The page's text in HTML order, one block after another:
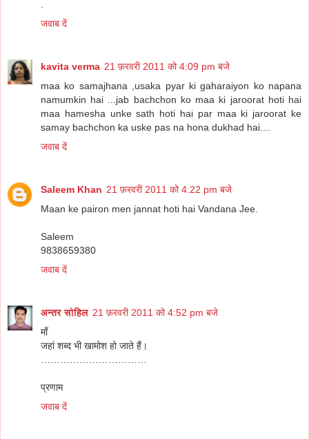
जवाब दें
kavita verma 21 फ़रवरी 2011 को 4:09 pm बजे
maa ko samajhana ,usaka pyar ki gaharaiyon ko napana
namumkin hai ...jab bachchon ko maa ki jaroorat hoti hai
maa hamesha unke sath hoti hai par maa ki jaroorat ke
samay bachchon ka uske pas na hona dukhad hai....
जवाब दें
Saleem Khan 21 फ़रवरी 2011 को 4:22 pm बजे
Maan ke pairon men jannat hoti hai Vandana Jee.
Saleem
9838659380
जवाब दें
अन्तर सोहिल 21 फ़रवरी 2011 को 4:52 pm बजे
माँ
जहां शब्द भी खामोश हो जाते हैं।
प्रणाम
जवाब दें